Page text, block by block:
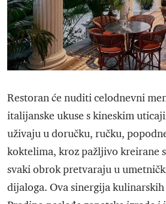
Restoran će nuditi celodnevni
italijanske ukuse s kineskim
uživaju u doručku, ručku,
koktelima, kroz pažljivo kreirane
svaki obrok pretvaraju u
dijaloga. Ova sinergija